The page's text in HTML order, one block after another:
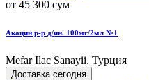
от 45 300 сум
Акацин р-р д/ин. 100мг/2мл №1
Mefar Ilac Sanayii, Турция
Доставка сегодня